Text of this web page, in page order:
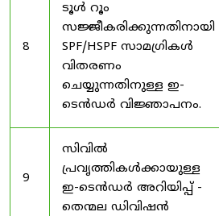
8
ടൂൾ റൂം
സജ്ജീകരിക്കുന്നതിനായി
SPF/HSPF സാമഗ്രികൾ
വിതരണം
ചെയ്യുന്നതിനുള്ള ഇ-
ടെൻഡർ വിജ്ഞാപനം.
9
സിവിൽ
പ്രവൃത്തികൾക്കായുള്ള
ഇ-ടെൻഡർ അറിയിപ്പ് -
തെന്മല ഡിവിഷൻ